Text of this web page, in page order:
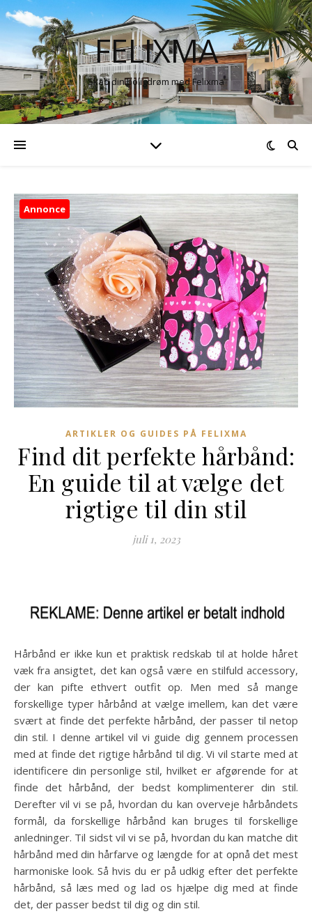
FELIXMA
Skab din boligdrøm med Felixma
Annonce
ARTIKLER OG GUIDES PÅ FELIXMA
Find dit perfekte hårbånd:
En guide til at vælge det
rigtige til din stil
juli 1, 2023
Hårbånd er ikke kun et praktisk redskab til at holde håret
væk fra ansigtet, det kan også være en stilfuld accessory,
der kan pifte ethvert outfit op. Men med så mange
forskellige typer hårbånd at vælge imellem, kan det være
svært at finde det perfekte hårbånd, der passer til netop
din stil. I denne artikel vil vi guide dig gennem processen
med at finde det rigtige hårbånd til dig. Vi vil starte med at
identificere din personlige stil, hvilket er afgørende for at
finde det hårbånd, der bedst komplimenterer din stil.
Derefter vil vi se på, hvordan du kan overveje hårbåndets
formål, da forskellige hårbånd kan bruges til forskellige
anledninger. Til sidst vil vi se på, hvordan du kan matche dit
hårbånd med din hårfarve og længde for at opnå det mest
harmoniske look. Så hvis du er på udkig efter det perfekte
hårbånd, så læs med og lad os hjælpe dig med at finde
det, der passer bedst til dig og din stil.